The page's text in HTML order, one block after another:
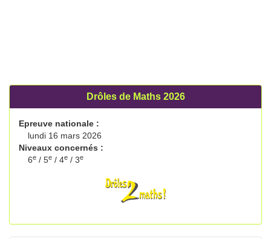
Drôles de Maths 2026
Epreuve nationale :
lundi 16 mars 2026
Niveaux concernés :
6e / 5e / 4e / 3e